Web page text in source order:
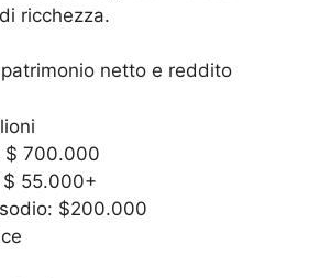
ricchezza.
netto e reddito
$ 700.000
$ 55.000+
$200.000